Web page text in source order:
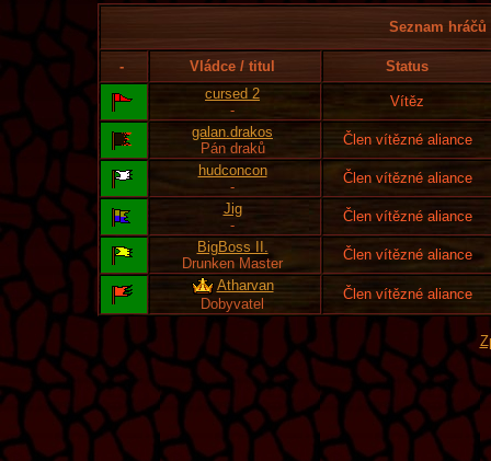
Seznam
- Vládce / titul
Status
cursed 2
-
Vítěz
galan.drakos
Pán draků
Člen vítězné aliance
hudconcon
-
Člen vítězné aliance
Jig
-
Člen vítězné aliance
BigBoss II.
Drunken Master
Člen vítězné aliance
Atharvan
Dobyvatel
Člen vítězné aliance